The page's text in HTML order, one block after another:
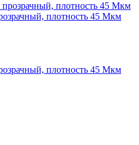
плотность 45 Мкм
плотность 45 Мкм